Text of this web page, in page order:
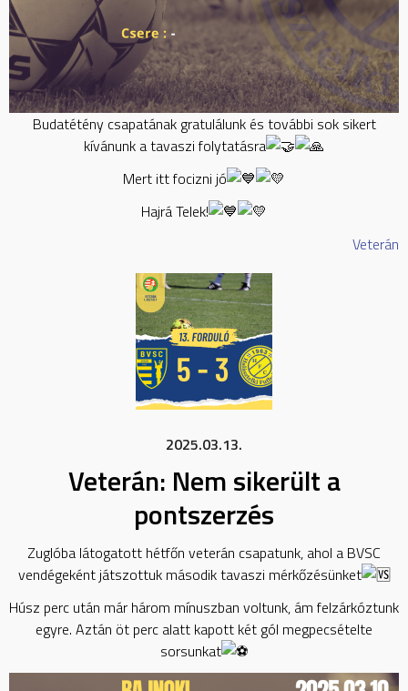
Budatétény csapatának gratulálunk és további sok sikert
kívánunk a tavaszi folytatásra
Mert itt focizni jó
Hajrá Telek!
Veterán
2025.03.13.
Veterán: Nem sikerült a
pontszerzés
Zuglóba látogatott hétfőn veterán csapatunk, ahol a BVSC
vendégeként játszottuk második tavaszi mérkőzésünket
Húsz perc után már három mínuszban voltunk, ám felzárkóztunk
egyre. Aztán öt perc alatt kapott két gól megpecsételte
sorsunkat